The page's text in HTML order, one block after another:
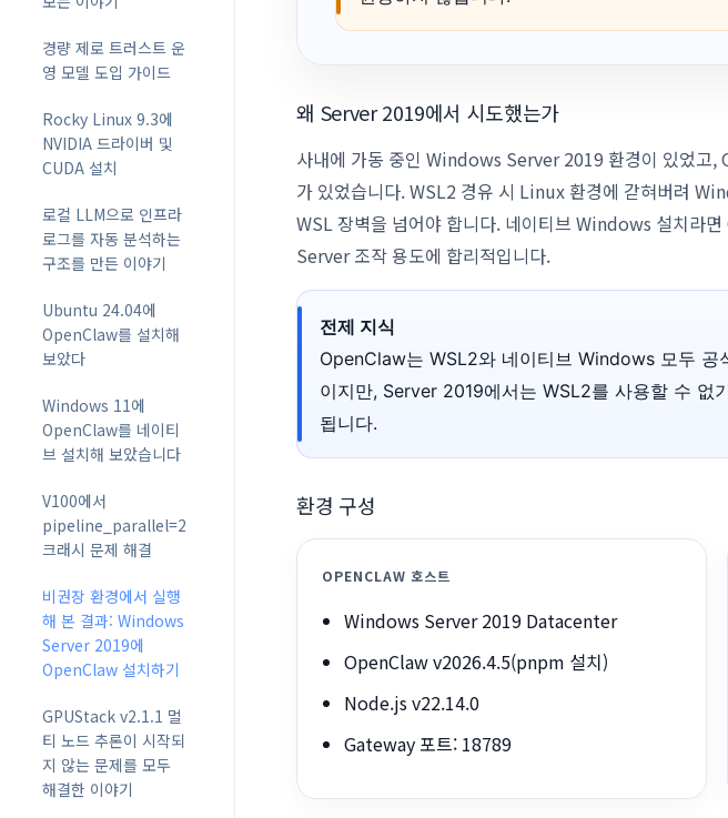
경량 제로 트러스트 운
영 모델 도입 가이드
Rocky Linux 9.3에
NVIDIA 드라이버 및
CUDA 설치
로컬 LLM으로 인프라
로그를 자동 분석하는
구조를 만든 이야기
Ubuntu 24.04에
OpenClaw를 설치해
보았다
Windows 11에
OpenClaw를 네이티
브 설치해 보았습니다
V100에서
pipeline_parallel=2
크래시 문제 해결
비권장 환경에서 실행
해 본 결과: Windows
Server 2019에
OpenClaw 설치하기
GPUStack v2.1.1 멀
티 노드 추론이 시작되
지 않는 문제를 모두
해결한 이야기
왜 Server 2019에서 시도했는가
사내에 가동 중인 Windows Server 2019 환경이 있었고
가 있었습니다. WSL2 경유 시 Linux 환경에 갇혀버려
WSL 장벽을 넘어야 합니다. 네이티브 Windows 설치라
Server 조작 용도에 합리적입니다.
전제 지식
OpenClaw는 WSL2와 네이티브 Windows 모두
이지만, Server 2019에서는 WSL2를 사용할 수 없
됩니다.
환경 구성
OPENCLAW 호스트
Windows Server 2019 Datacenter
OpenClaw v2026.4.5(pnpm 설치)
Node.js v22.14.0
Gateway 포트: 18789